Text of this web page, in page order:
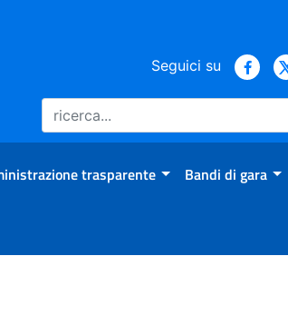
Seguici su
trasparente Bandi di gara